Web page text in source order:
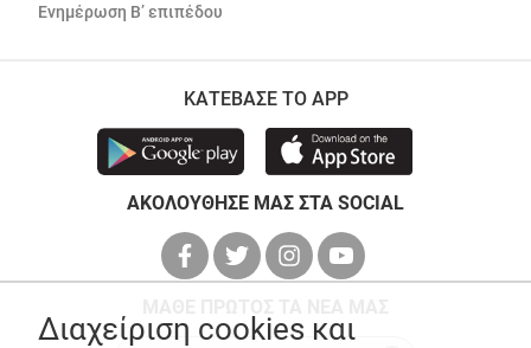
Ενημέρωση Β’ επιπέδου
ΚΑΤΕΒΑΣΕ ΤΟ APP
ΑΚΟΛΟΥΘΗΣΕ ΜΑΣ ΣΤΑ SOCIAL
Διαχείριση cookies και